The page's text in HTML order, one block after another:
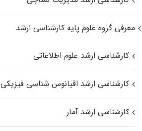
معرفی گروه علوم پایه کارشناسی ارشد
کارشناسی ارشد علوم اطلاعاتی
کارشناسی ارشد اقیانوس‌ شناسی فیزیکی
کارشناسی ارشد آمار